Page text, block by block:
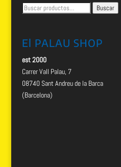
Buscar
por:
Buscar
El PALAU SHOP
est 2000
Carrer Vall Palau, 7
08740 Sant Andreu de la Barca
(Barcelona)